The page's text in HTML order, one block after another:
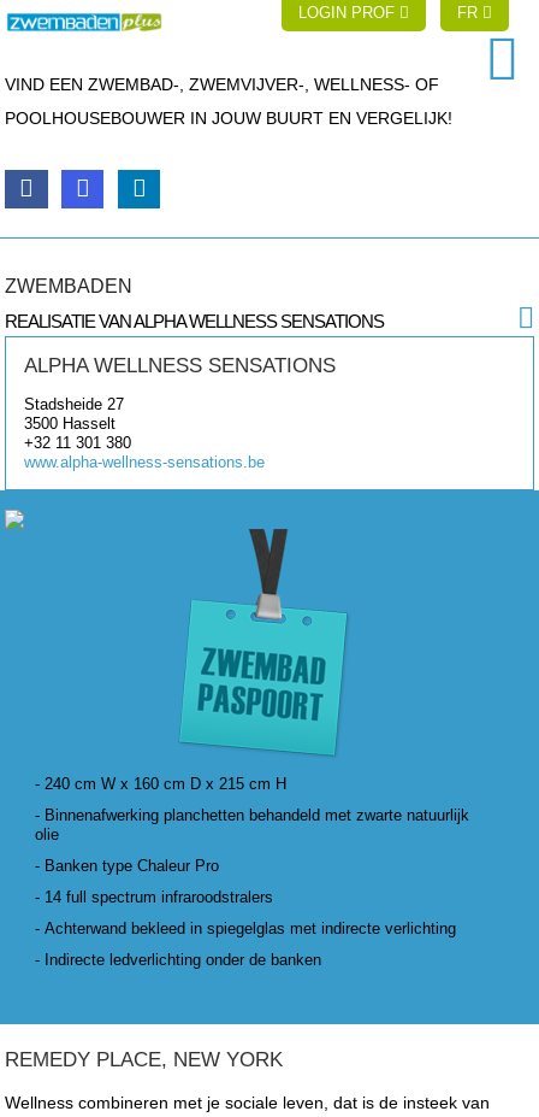
LOGIN PROF FR
VIND EEN ZWEMBAD-, ZWEMVIJVER-, WELLNESS- OF
POOLHOUSEBOUWER IN JOUW BUURT EN VERGELIJK!
ZWEMBADEN
REALISATIE VAN ALPHA WELLNESS SENSATIONS
ALPHA WELLNESS SENSATIONS
Stadsheide 27
3500 Hasselt
+32 11 301 380
www.alpha-wellness-sensations.be
- 240 cm W x 160 cm D x 215 cm H
- Binnenafwerking planchetten behandeld met zwarte natuurlijk
olie
- Banken type Chaleur Pro
- 14 full spectrum infraroodstralers
- Achterwand bekleed in spiegelglas met indirecte verlichting
- Indirecte ledverlichting onder de banken
REMEDY PLACE, NEW YORK
Wellness combineren met je sociale leven, dat is de insteek van